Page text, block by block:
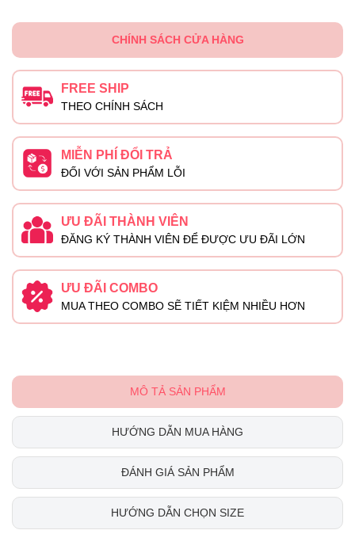
CHÍNH SÁCH CỬA HÀNG
FREE SHIP
THEO CHÍNH SÁCH
MIỄN PHÍ ĐỔI TRẢ
ĐỐI VỚI SẢN PHẨM LỖI
ƯU ĐÃI THÀNH VIÊN
ĐĂNG KÝ THÀNH VIÊN ĐỂ ĐƯỢC ƯU ĐÃI LỚN
ƯU ĐÃI COMBO
MUA THEO COMBO SẼ TIẾT KIỆM NHIỀU HƠN
MÔ TẢ SẢN PHẨM
HƯỚNG DẪN MUA HÀNG
ĐÁNH GIÁ SẢN PHẨM
HƯỚNG DẪN CHỌN SIZE